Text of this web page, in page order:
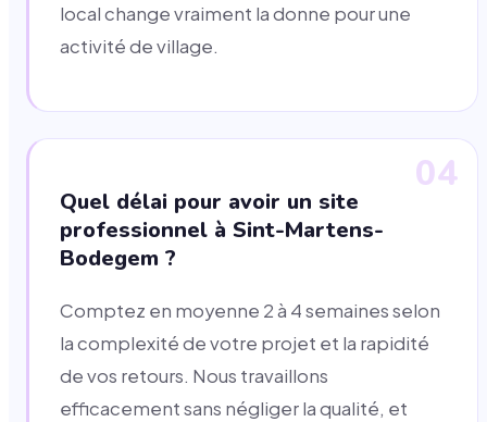
local change vraiment la donne pour une
activité de village.
04
Quel délai pour avoir un site
professionnel à Sint-Martens-
Bodegem ?
Comptez en moyenne 2 à 4 semaines selon
la complexité de votre projet et la rapidité
de vos retours. Nous travaillons
efficacement sans négliger la qualité, et